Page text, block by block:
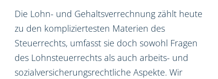
Die Lohn- und Gehaltsverrechnung zählt heute
zu den kompliziertesten Materien des
Steuerrechts, umfasst sie doch sowohl Fragen
des Lohnsteuerrechts als auch arbeits- und
sozialversicherungsrechtliche Aspekte. Wir